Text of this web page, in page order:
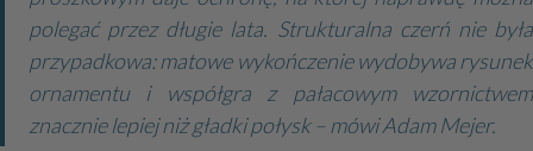
polegać przez długie lata. Strukturalna czerń nie była
przypadkowa: matowe wykończenie wydobywa rysunek
ornamentu i współgra z pałacowym wzornictwem
znacznie lepiej niż gładki połysk – mówi Adam Mejer.